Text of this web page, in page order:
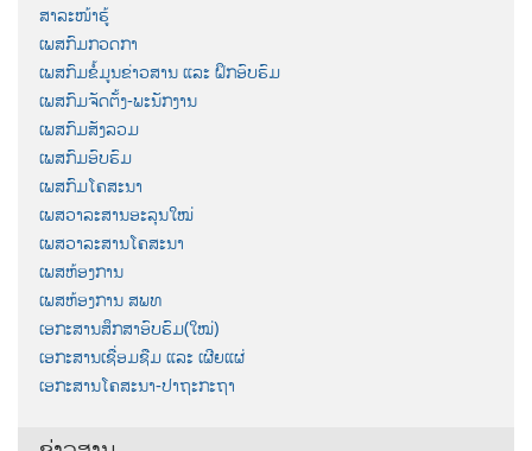
ສາລະໜ້າຮູ້
ເພສກົມກວດກາ
ເພສກົມຂໍ້ມູນຂ່າວສານ ແລະ ຝຶກອົບຮົມ
ເພສກົມຈັດຕັ້ງ-ພະນັກງານ
ເພສກົມສັງລວມ
ເພສກົມອົບຮົມ
ເພສກົມໂຄສະນາ
ເພສວາລະສານອະລຸນໃໝ່
ເພສວາລະສານໂຄສະນາ
ເພສຫ້ອງການ
ເພສຫ້ອງການ ສພທ
ເອກະສານສຶກສາອົບຮົມ(ໃໝ່)
ເອກະສານເຊື່ອມຊືມ ແລະ ເຜີຍແຜ່
ເອກະສານໂຄສະນາ-ປາຖະກະຖາ